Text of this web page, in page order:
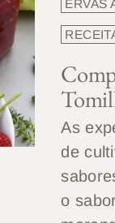
ERVAS
As
de
o